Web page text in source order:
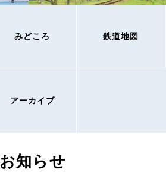
みどころ 鉄道地図
アーカイブ
お知らせ